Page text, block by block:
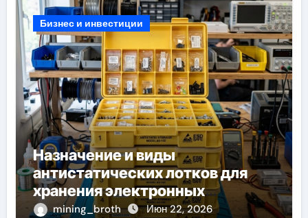
Бизнес и инвестиции
Назначение и виды
антистатических лотков для
хранения электронных
компонентов
mining_broth Июн 22, 2026